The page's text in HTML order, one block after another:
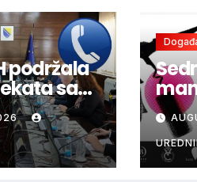
podržala
sa